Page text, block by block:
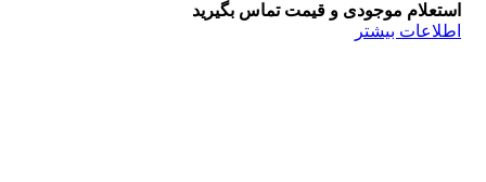
استعلام موجودی و قیمت تماس بگیرید
اطلاعات بیشتر